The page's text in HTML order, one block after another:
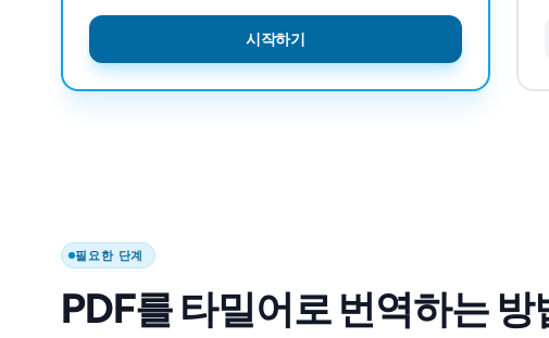
시작하기
필요한 단계
PDF를 타밀어로 번역하는 방